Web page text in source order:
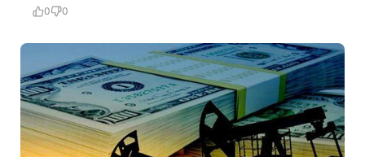
0 0